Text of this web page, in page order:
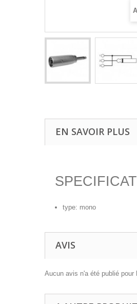
EN SAVOIR PLUS
type: mono
AVIS
Aucun avis n'a été publié pour